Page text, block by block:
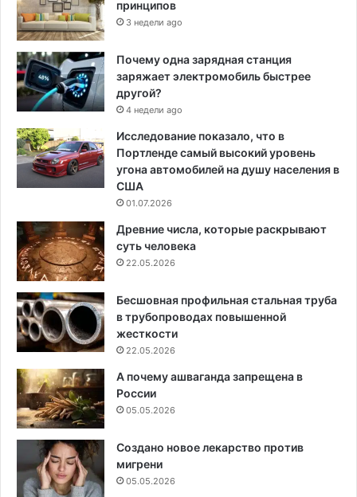
принципов
3 недели ago
Почему одна зарядная станция
заряжает электромобиль быстрее
другой?
4 недели ago
Исследование показало, что в
Портленде самый высокий уровень
угона автомобилей на душу населения в
США
01.07.2026
Древние числа, которые раскрывают
суть человека
22.05.2026
Бесшовная профильная стальная труба
в трубопроводах повышенной
жесткости
22.05.2026
А почему ашваганда запрещена в
России
05.05.2026
Создано новое лекарство против
мигрени
05.05.2026